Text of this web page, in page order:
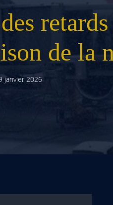
du Sud
Afrique australe
retards
de la
janvier 2026